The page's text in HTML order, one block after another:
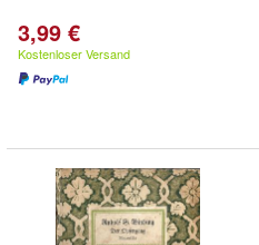
3,99 €
Kostenloser Versand